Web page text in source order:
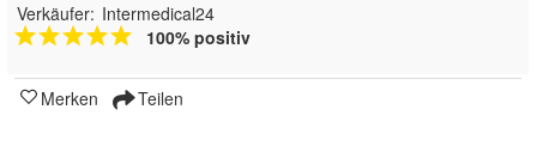
Verkäufer: Intermedical24
100% positiv
Merken Teilen